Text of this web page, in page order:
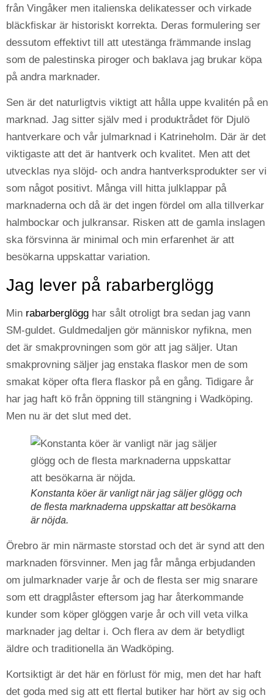
från Vingåker men italienska delikatesser och virkade
bläckfiskar är historiskt korrekta. Deras formulering ser
dessutom effektivt till att utestänga främmande inslag
som de palestinska piroger och baklava jag brukar köpa
på andra marknader.
Sen är det naturligtvis viktigt att hålla uppe kvalitén på en
marknad. Jag sitter själv med i produktrådet för Djulö
hantverkare och vår julmarknad i Katrineholm. Där är det
viktigaste att det är hantverk och kvalitet. Men att det
utvecklas nya slöjd- och andra hantverksprodukter ser vi
som något positivt. Många vill hitta julklappar på
marknaderna och då är det ingen fördel om alla tillverkar
halmbockar och julkransar. Risken att de gamla inslagen
ska försvinna är minimal och min erfarenhet är att
besökarna uppskattar variation.
Jag lever på rabarberglögg
Min rabarberglögg har sålt otroligt bra sedan jag vann
SM-guldet. Guldmedaljen gör människor nyfikna, men
det är smakprovningen som gör att jag säljer. Utan
smakprovning säljer jag enstaka flaskor men de som
smakat köper ofta flera flaskor på en gång. Tidigare år
har jag haft kö från öppning till stängning i Wadköping.
Men nu är det slut med det.
Konstanta köer är vanligt när jag säljer glögg och
de flesta marknaderna uppskattar att besökarna
är nöjda.
Örebro är min närmaste storstad och det är synd att den
marknaden försvinner. Men jag får många erbjudanden
om julmarknader varje år och de flesta ser mig snarare
som ett dragplåster eftersom jag har återkommande
kunder som köper glöggen varje år och vill veta vilka
marknader jag deltar i. Och flera av dem är betydligt
äldre och traditionella än Wadköping.
Kortsiktigt är det här en förlust för mig, men det har haft
det goda med sig att ett flertal butiker har hört av sig och